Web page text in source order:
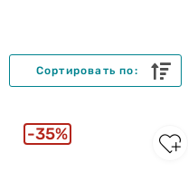
Сортировать по:
35%